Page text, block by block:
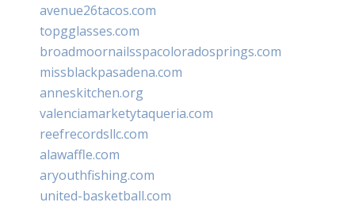
avenue26tacos.com
topgglasses.com
broadmoornailsspacoloradosprings.com
missblackpasadena.com
anneskitchen.org
valenciamarketytaqueria.com
reefrecordsllc.com
alawaffle.com
aryouthfishing.com
united-basketball.com